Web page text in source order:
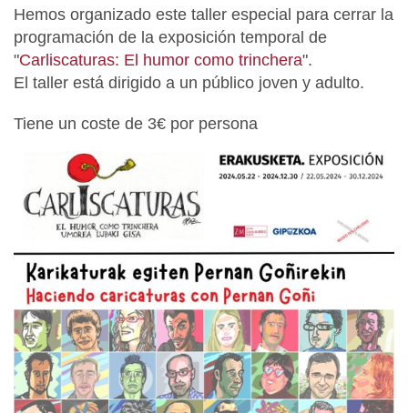
Hemos organizado este taller especial para cerrar la
programación de la exposición temporal de
"Carliscaturas: El humor como trinchera".
El taller está dirigido a un público joven y adulto.
Tiene un coste de 3€ por persona